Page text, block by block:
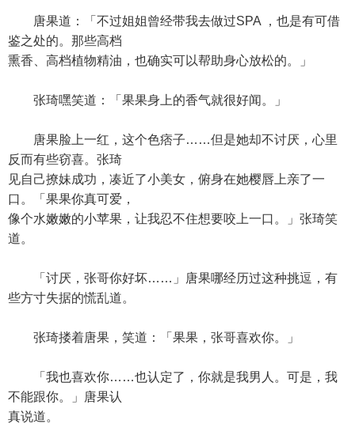
唐果道：「不过姐姐曾经带我去做过SPA ，也是有可借
鉴之处的。那些高档
熏香、高档植物精油，也确实可以帮助身心放松的。」
张琦嘿笑道：「果果身上的香气就很好闻。」
唐果脸上一红，这个色痞子……但是她却不讨厌，心里
反而有些窃喜。张琦
见自己撩妹成功，凑近了小美女，俯身在她樱唇上亲了一
口。「果果你真可爱，
像个水嫩嫩的小苹果，让我忍不住想要咬上一口。」张琦笑
道。
「讨厌，张哥你好坏……」唐果哪经历过这种挑逗，有
些方寸失据的慌乱道。
张琦搂着唐果，笑道：「果果，张哥喜欢你。」
「我也喜欢你……也认定了，你就是我男人。可是，我
不能跟你。」唐果认
真说道。